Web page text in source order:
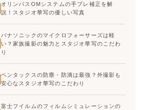
オリンパスOMシステムの手ブレ補正を解
説！スタジオ華写の優しい写真
パナソニックのマイクロフォーサーズは軽
い？家族撮影の魅力とスタジオ華写のこだわ
り
ペンタックスの防塵・防滴は最強？外撮影も
安心なスタジオ華写のこだわり
富士フイルムのフィルムシミュレーションの